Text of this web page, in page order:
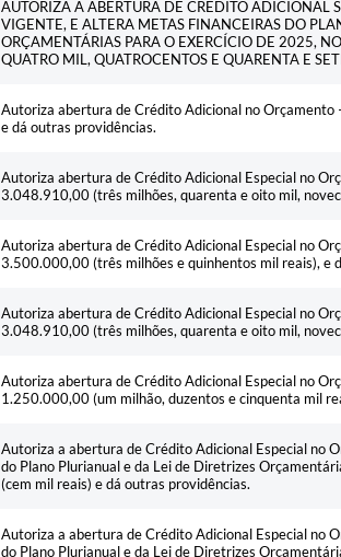
AUTORIZA A ABERTURA DE CRÉDITO ADICIONAL
VIGENTE, E ALTERA METAS FINANCEIRAS DO
ORÇAMENTÁRIAS PARA O EXERCÍCIO DE 2025,
QUATRO MIL, QUATROCENTOS E QUARENTA E
Autoriza abertura de Crédito Adicional no
e dá outras providências.
Autoriza abertura de Crédito Adicional Especial no
3.048.910,00 (três milhões, quarenta e oito mil,
Autoriza abertura de Crédito Adicional Especial no
3.500.000,00 (três milhões e quinhentos mil reais), e
Autoriza abertura de Crédito Adicional Especial no
3.048.910,00 (três milhões, quarenta e oito mil,
Autoriza abertura de Crédito Adicional Especial no
1.250.000,00 (um milhão, duzentos e cinquenta mil
Autoriza a abertura de Crédito Adicional Especial no
do Plano Plurianual e da Lei de Diretrizes
(cem mil reais) e dá outras providências.
Autoriza a abertura de Crédito Adicional Especial no
do Plano Plurianual e da Lei de Diretrizes